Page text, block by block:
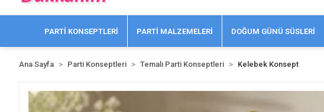
PARTİ KONSEPTLERİ PARTİ MALZEMELERİ DOĞUM GÜNÜ SÜSLERİ
Ana Sayfa Parti Konseptleri Temalı Parti Konseptleri Kelebek Konsept